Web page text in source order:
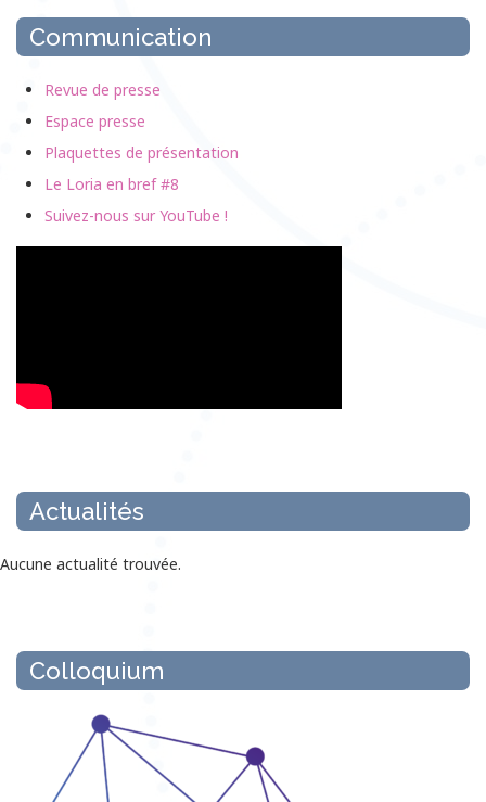
Communication
Revue de presse
Espace presse
Plaquettes de présentation
Le Loria en bref #8
Suivez-nous sur YouTube !
Actualités
Aucune actualité trouvée.
Colloquium